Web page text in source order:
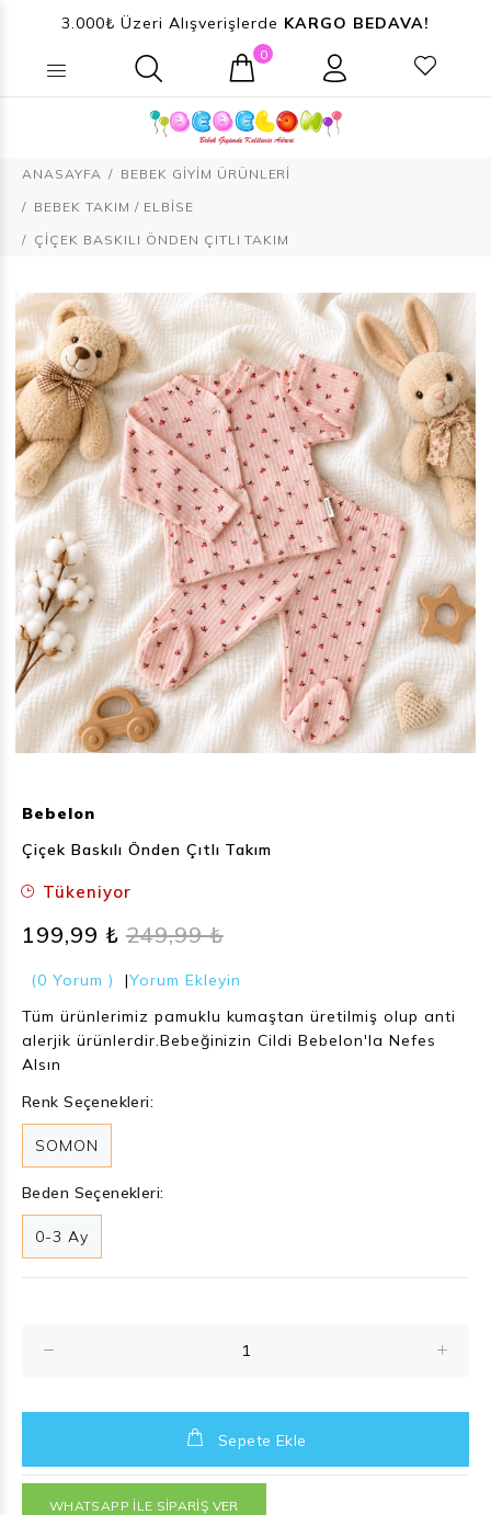
3.000₺ Üzeri Alışverişlerde KARGO BEDAVA!
Ne aramıştınız? (Ürün, Kategori ...)
0
ANASAYFA
BEBEK GİYİM ÜRÜNLERİ
BEBEK TAKIM / ELBİSE
ÇİÇEK BASKILI ÖNDEN ÇITLI TAKIM
Bebelon
Çiçek Baskılı Önden Çıtlı Takım
Tükeniyor
199,99 ₺ 249,99 ₺
(0 Yorum ) |Yorum Ekleyin
Tüm ürünlerimiz pamuklu kumaştan üretilmiş olup anti
alerjik ürünlerdir.Bebeğinizin Cildi Bebelon'la Nefes
Alsın
Renk Seçenekleri:
SOMON
Beden Seçenekleri:
0-3 Ay
Sepete Ekle
WHATSAPP İLE SİPARİŞ VER